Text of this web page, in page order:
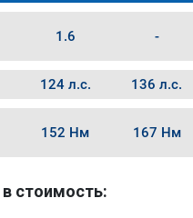
1.6 -
124 л.с. 136 л.с.
152 Нм 167 Нм
стоимость: